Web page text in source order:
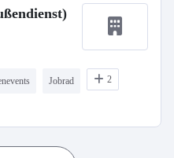
Jobrad 2